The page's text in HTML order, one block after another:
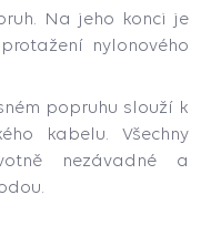
Na jeho konci je
nylonového
popruhu slouží k
kabelu. Všechny
nezávadné a